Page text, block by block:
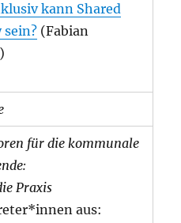
kann Shared
(Fabian
für die kommunale
Praxis
aus: